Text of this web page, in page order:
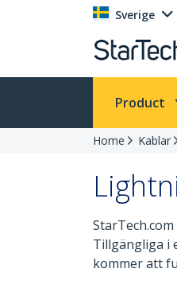
Sverige
Product
Home Kablar
Tillgängliga i
kommer att